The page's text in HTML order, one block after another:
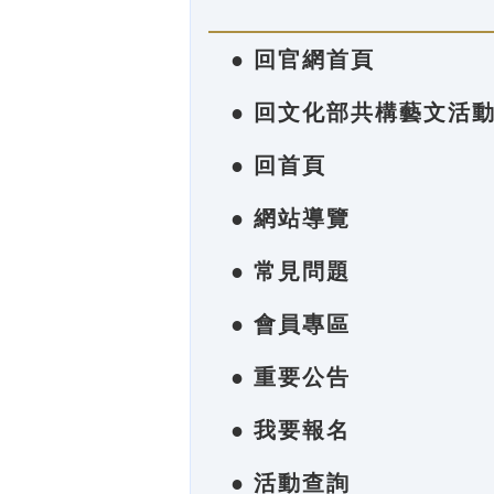
● 回官網首頁
● 回文化部共構藝文活
● 回首頁
● 網站導覽
● 常見問題
● 會員專區
● 重要公告
● 我要報名
● 活動查詢